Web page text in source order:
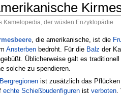
Kamelopedia, der wüsten Enzyklopädie
, die amerikanische, ist die
Ansterben bedroht. Für die Balz der
Üblicherweise galt es
solche zu spendieren.
Bergregionen ist zusätzlich das
echte Schießbudenfiguren ist verboten